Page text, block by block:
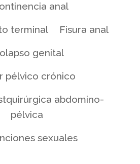
anal
terminal Fisura anal
genital
pélvico crónico
abdomino-
pélvica
sexuales